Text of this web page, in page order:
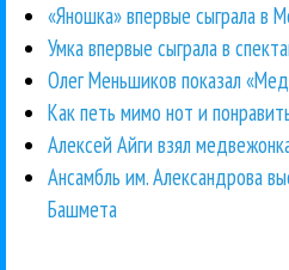
«Яношка» впервые сыграла в
Умка впервые сыграла в
Олег Меньшиков показал
Как петь мимо нот и
Алексей Айги взял
Ансамбль им. Александрова
Башмета